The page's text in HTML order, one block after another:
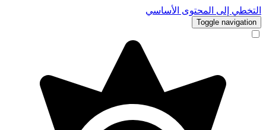
التخطي إلى المحتوى الأساسي
Toggle navigation